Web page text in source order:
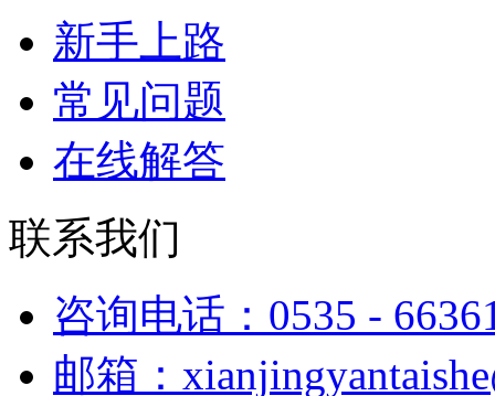
新手上路
常见问题
在线解答
联系我们
咨询电话：0535 -
邮箱：